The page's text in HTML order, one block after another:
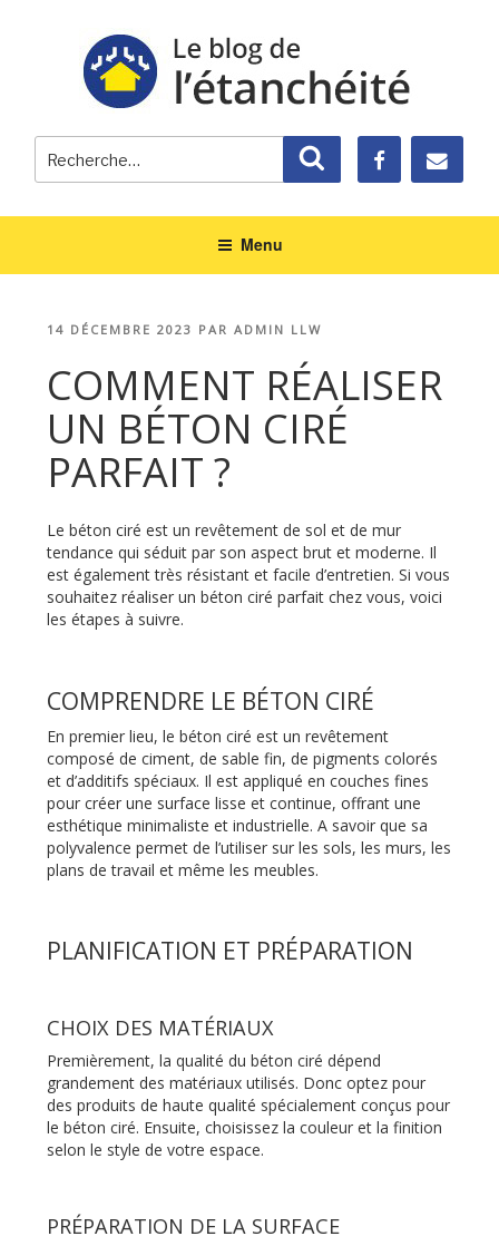
Recherche
pour
:
Recherche
Menu
PUBLIÉ
14 DÉCEMBRE 2023 PAR ADMIN LLW
COMMENT RÉALISER
UN BÉTON CIRÉ
PARFAIT ?
Le béton ciré est un revêtement de sol et de mur
tendance qui séduit par son aspect brut et moderne. Il
est également très résistant et facile d’entretien. Si vous
souhaitez réaliser un béton ciré parfait chez vous, voici
les étapes à suivre.
COMPRENDRE LE BÉTON CIRÉ
En premier lieu, le béton ciré est un revêtement
composé de ciment, de sable fin, de pigments colorés
et d’additifs spéciaux. Il est appliqué en couches fines
pour créer une surface lisse et continue, offrant une
esthétique minimaliste et industrielle. A savoir que sa
polyvalence permet de l’utiliser sur les sols, les murs, les
plans de travail et même les meubles.
PLANIFICATION ET PRÉPARATION
CHOIX DES MATÉRIAUX
Premièrement, la qualité du béton ciré dépend
grandement des matériaux utilisés. Donc optez pour
des produits de haute qualité spécialement conçus pour
le béton ciré. Ensuite, choisissez la couleur et la finition
selon le style de votre espace.
PRÉPARATION DE LA SURFACE